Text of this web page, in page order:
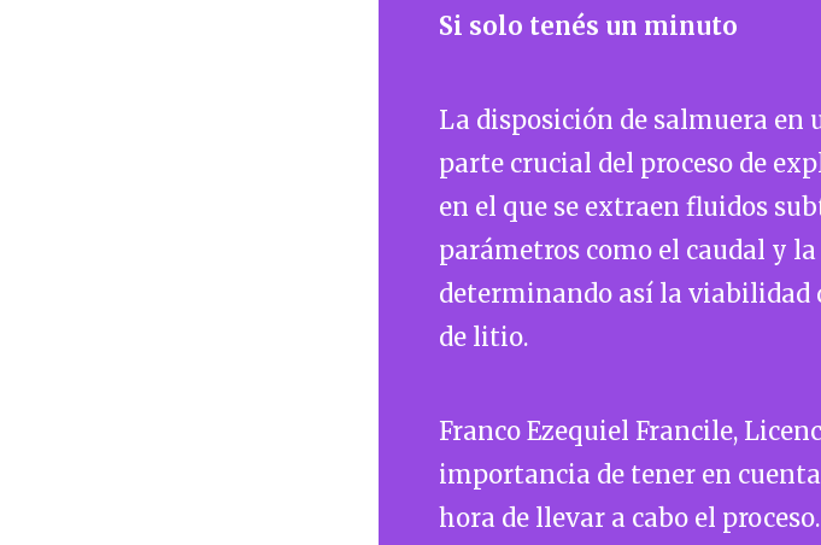
Si solo tenés un minuto
La disposición de salmuera en
parte crucial del proceso de
en el que se extraen fluidos
parámetros como el caudal y
determinando así la viabilidad
de litio.
Franco Ezequiel Francile,
importancia de tener en
hora de llevar a cabo el